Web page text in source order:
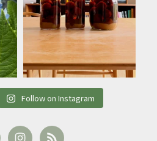
Follow on Instagram